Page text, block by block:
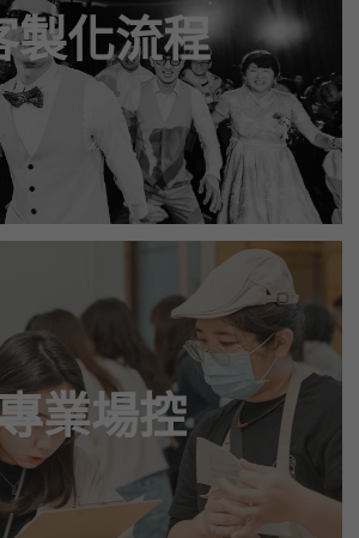
製化流程
業場控